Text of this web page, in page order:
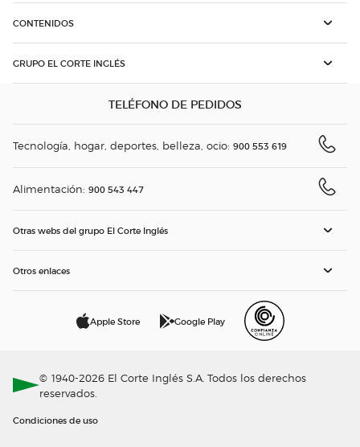
CONTENIDOS
GRUPO EL CORTE INGLÉS
TELÉFONO DE PEDIDOS
Tecnología, hogar, deportes, belleza, ocio: 900 553 619
Alimentación: 900 543 447
Otras webs del grupo El Corte Inglés
Otros enlaces
Apple Store Google Play
© 1940-2026 El Corte Inglés S.A. Todos los derechos
reservados.
Condiciones de uso